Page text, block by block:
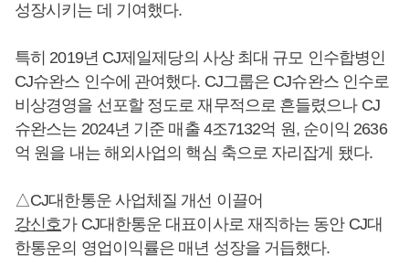
성장시키는 데 기여했다.
특히 2019년 CJ제일제당의 사상 최대 규모 인수합병인
CJ슈완스 인수에 관여했다. CJ그룹은 CJ슈완스 인수로
비상경영을 선포할 정도로 재무적으로 흔들렸으나 CJ
슈완스는 2024년 기준 매출 4조7132억 원, 순이익 2636
억 원을 내는 해외사업의 핵심 축으로 자리잡게 됐다.
△CJ대한통운 사업체질 개선 이끌어
강신호가 CJ대한통운 대표이사로 재직하는 동안 CJ대
한통운의 영업이익률은 매년 성장을 거듭했다.